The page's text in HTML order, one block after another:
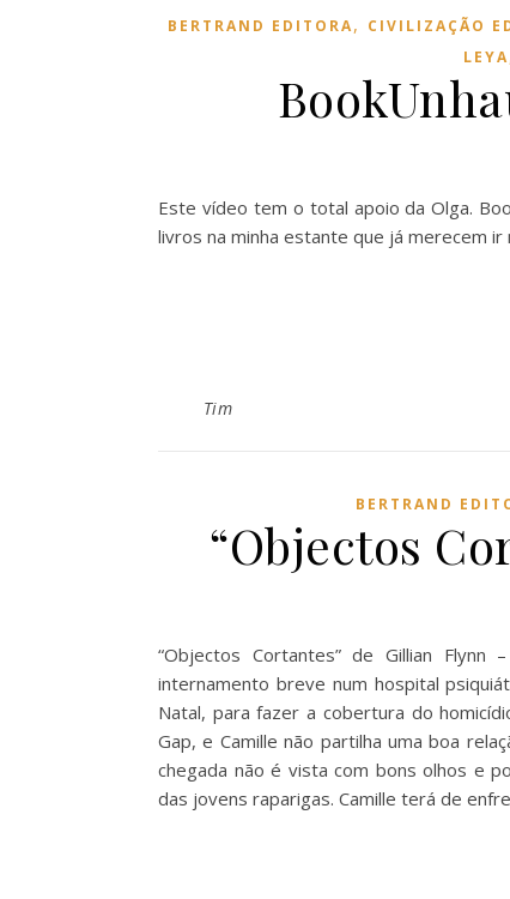
BERTRAND EDITORA, CIVILIZAÇÃO
LEYA
Este vídeo tem o total apoio da Olga.
livros na minha estante que já merecem
Tim
BERTRAND
“Objectos
“Objectos Cortantes” de Gillian
internamento breve num hospital
Natal, para fazer a cobertura do
Gap, e Camille não partilha uma boa
chegada não é vista com bons olhos e
das jovens raparigas. Camille terá de